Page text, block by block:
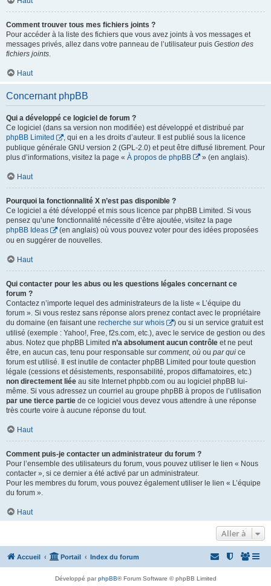
Comment trouver tous mes fichiers joints ?
Pour accéder à la liste des fichiers que vous avez joints à vos messages et
messages privés, allez dans votre panneau de l’utilisateur puis Gestion des
fichiers joints.
Haut
Concernant phpBB
Qui a développé ce logiciel de forum ?
Ce logiciel (dans sa version non modifiée) est développé et distribué par
phpBB Limited
, qui en a les droits d’auteur. Il est publié sous la licence
publique générale GNU version 2 (GPL-2.0) et peut être diffusé librement. Pour
plus d’informations, visitez la page « À propos de phpBB » (en anglais).
Haut
Pourquoi la fonctionnalité X n’est pas disponible ?
Ce logiciel a été développé et mis sous licence par phpBB Limited. Si vous
pensez qu’une fonctionnalité nécessite d’être ajoutée, visitez la page
phpBB Ideas
(en anglais) où vous pouvez voter pour des idées proposées
ou en suggérer de nouvelles.
Haut
Qui contacter pour les abus ou les questions légales concernant ce
forum ?
Contactez n’importe lequel des administrateurs de la liste « L’équipe du
forum ». Si vous restez sans réponse alors prenez contact avec le propriétaire
du domaine (en faisant une recherche sur whois
) ou si un service gratuit est
utilisé (exemple : Yahoo!, Free, f2s.com, etc.), avec le service de gestion ou des
abus. Notez que phpBB Limited n’a absolument aucun contrôle et ne peut
être, en aucun cas, tenu pour responsable sur comment, où ou par qui ce
forum est utilisé. Il est inutile de contacter phpBB Limited pour toute question
légale (cessions et désistements, responsabilité, propos diffamatoires, etc.)
non directement liée au site Internet phpbb.com ou au logiciel phpBB lui-
même. Si vous adressez un courriel au groupe phpBB à propos de l’utilisation
par une tierce partie de ce logiciel vous devez vous attendre à une réponse
très courte voire à aucune réponse du tout.
Haut
Comment puis-je contacter un administrateur du forum ?
Pour l’ensemble des utilisateurs du forum, vous pouvez utiliser le lien « Nous
contacter », si ce dernier a été activé par un administrateur.
Pour les membres du forum, vous pouvez également utiliser le lien « L’équipe
du forum ».
Haut
Aller à
Accueil Portail Index du forum
Développé parphpBB® Forum Software © phpBB Limited